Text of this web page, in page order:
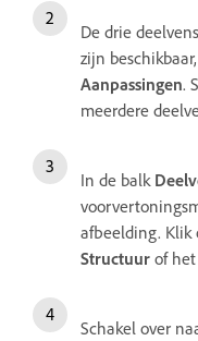
De drie
zijn
Aanpassingen.
meerdere
In de balk
afbeelding.
Structuur of het
Schakel over